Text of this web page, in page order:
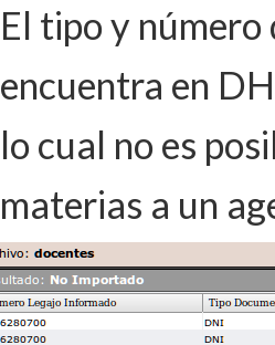
El tipo y
encuentra en
lo cual no es
materias a un